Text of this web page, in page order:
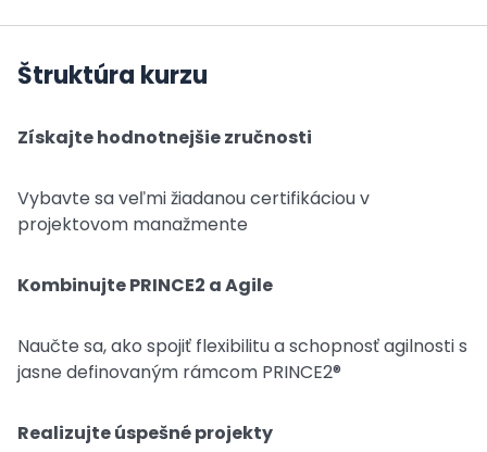
Štruktúra kurzu
Získajte hodnotnejšie zručnosti
Vybavte sa veľmi žiadanou certifikáciou v
projektovom manažmente
Kombinujte PRINCE2 a Agile
Naučte sa, ako spojiť flexibilitu a schopnosť agilnosti s
jasne definovaným rámcom PRINCE2®
Realizujte úspešné projekty